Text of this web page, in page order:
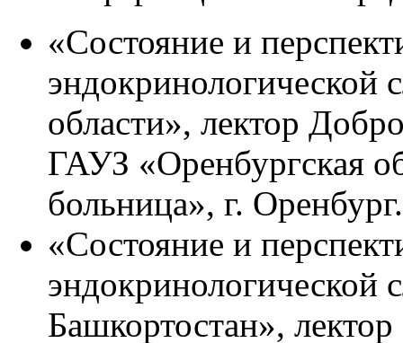
«Состояние и
эндокринологической
области», лектор
ГАУЗ «Оренбургская
больница», г. Оренбург.
«Состояние и
эндокринологической
Башкортостан»,